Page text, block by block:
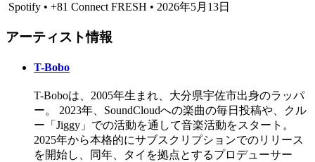
Spotify • +81 Connect FRESH • 2026年5月13日
アーティスト情報
T-Bobo
T-Boboは、2005年生まれ、大分県宇佐市出身のラッパ
ー。 2023年、SoundCloudへの楽曲の毎日投稿や、クル
ー「Jiggy」での活動を通して音楽活動をスタート。
2025年から本格的にサブスクリプションでのリリース
を開始し、同年、タイを拠点とするプロデューサー